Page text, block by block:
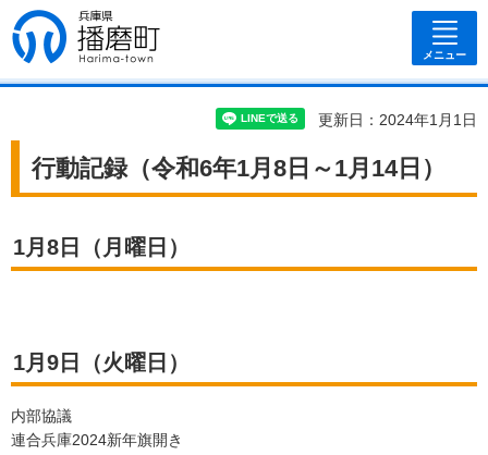
兵庫県 播磨
町
メニュー
更新日：2024年1月1日
行動記録（令和6年1月8日～1月14日）
1月8日（月曜日）
1月9日（火曜日）
内部協議
連合兵庫2024新年旗開き